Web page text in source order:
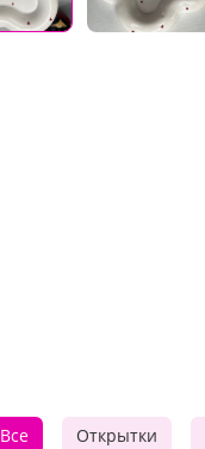
Все Открытки